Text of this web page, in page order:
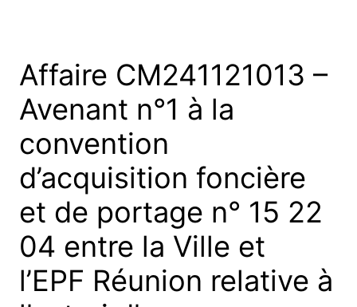
Affaire CM241121013 –
Avenant n°1 à la
convention
d’acquisition foncière
et de portage n° 15 22
04 entre la Ville et
l’EPF Réunion relative à